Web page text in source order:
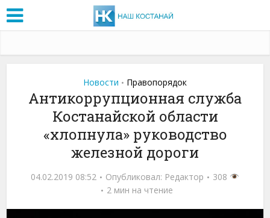
Новости • Правопорядок
Антикоррупционная служба
Костанайской области
«хлопнула» руководство
железной дороги
04.02.2019 08:52 Опубликовал: Редактор
308
2 мин на чтение